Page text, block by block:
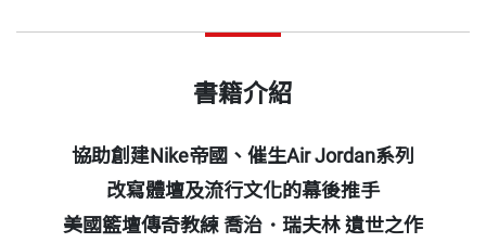
書籍介紹
協助創建Nike帝國、催生Air Jordan系列
改寫體壇及流行文化的幕後推手
美國籃壇傳奇教練喬治．瑞夫林遺世之作